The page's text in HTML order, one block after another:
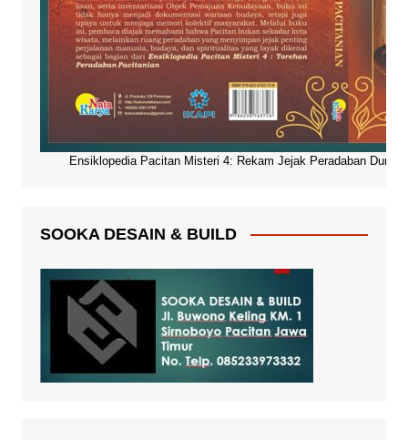
Ensiklopedia Pacitan Misteri 4: Rekam Jejak Peradaban Dunia
SOOKA DESAIN & BUILD